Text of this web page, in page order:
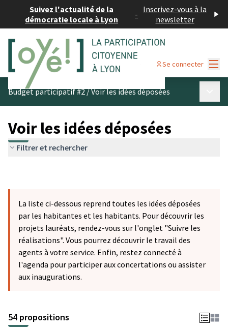
Suivez l'actualité de la
démocratie locale à Lyon
- Inscrivez-vous à la
newsletter
Se connecter
Budget participatif #2/Voir les idées déposées
Voir les idées déposées
Filtrer et rechercher
La liste ci-dessous reprend toutes les idées déposées
par les habitantes et les habitants. Pour découvrir les
projets lauréats, rendez-vous sur l'onglet "Suivre les
réalisations". Vous pourrez découvrir le travail des
agents à votre service. Enfin, restez connecté à
l'agenda pour participer aux concertations ou assister
aux inaugurations.
54 propositions